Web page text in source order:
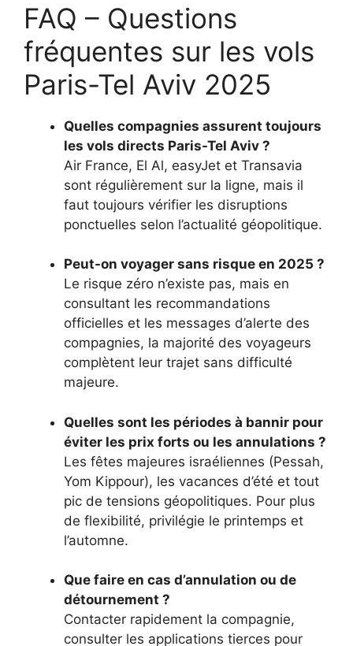
FAQ – Questions
fréquentes sur les vols
Paris-Tel Aviv 2025
Quelles compagnies assurent toujours
les vols directs Paris-Tel Aviv ?
Air France, El Al, easyJet et Transavia
sont régulièrement sur la ligne, mais il
faut toujours vérifier les disruptions
ponctuelles selon l’actualité géopolitique.
Peut-on voyager sans risque en 2025 ?
Le risque zéro n’existe pas, mais en
consultant les recommandations
officielles et les messages d’alerte des
compagnies, la majorité des voyageurs
complètent leur trajet sans difficulté
majeure.
Quelles sont les périodes à bannir pour
éviter les prix forts ou les annulations ?
Les fêtes majeures israéliennes (Pessah,
Yom Kippour), les vacances d’été et tout
pic de tensions géopolitiques. Pour plus
de flexibilité, privilégie le printemps et
l’automne.
Que faire en cas d’annulation ou de
détournement ?
Contacter rapidement la compagnie,
consulter les applications tierces pour